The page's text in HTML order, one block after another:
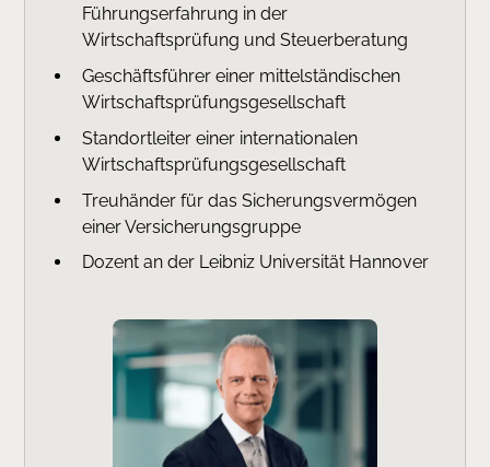
Führungserfahrung in der
Wirtschaftsprüfung und Steuerberatung
Geschäftsführer einer mittelständischen
Wirtschaftsprüfungsgesellschaft
Standortleiter einer internationalen
Wirtschaftsprüfungsgesellschaft
Treuhänder für das Sicherungsvermögen
einer Versicherungsgruppe
Dozent an der Leibniz Universität Hannover